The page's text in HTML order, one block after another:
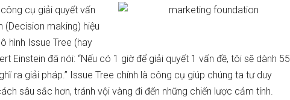
cụ giải quyết vấn
making) hiệu
hình Issue Tree (hay
Einstein đã nói: “Nếu có 1 giờ để giải quyết 1 vấn đề, tôi sẽ dành 55
ra giải pháp.” Issue Tree chính là công cụ giúp chúng ta tư duy
sâu sắc hơn, tránh vội vàng đi đến những chiến lược cảm tính.